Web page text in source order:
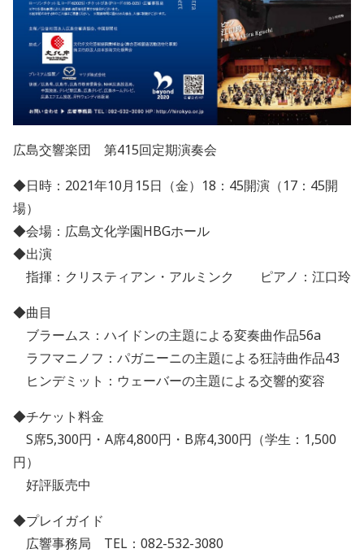
広島交響楽団 第415回定期演奏会
◆日時： 2021年10月 15日（金） 18 ： 45開演（17 ： 45開
場）
◆会場：広島文化学園HBGホール
◆出演
指揮：クリスティアン・アルミンク ピアノ：江口玲
◆曲目
ブラームス：ハイドンの主題による変奏曲作品56a
ラフマニノフ：パガニーニの主題による狂詩曲作品43
ヒンデミット：ウェーバーの主題による交響的変容
◆チケット料金
S席5,300円・ A席4,800円・ B席4,300円（学生： 1,500
円）
好評販売中
◆プレイガイド
広響事務局 TEL ： 082-532-3080